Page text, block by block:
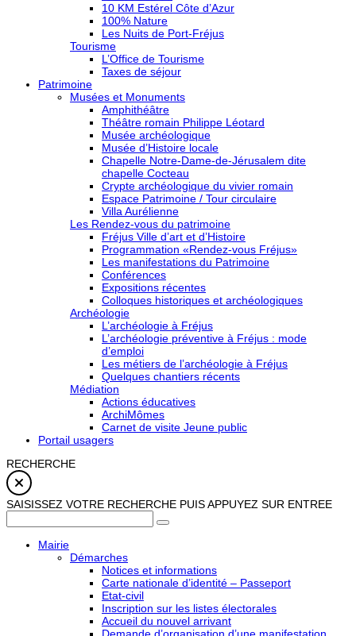
10 KM Estérel Côte d’Azur
100% Nature
Les Nuits de Port-Fréjus
Tourisme
L’Office de Tourisme
Taxes de séjour
Patrimoine
Musées et Monuments
Amphithéâtre
Théâtre romain Philippe Léotard
Musée archéologique
Musée d’Histoire locale
Chapelle Notre-Dame-de-Jérusalem dite
chapelle Cocteau
Crypte archéologique du vivier romain
Espace Patrimoine / Tour circulaire
Villa Aurélienne
Les Rendez-vous du patrimoine
Fréjus Ville d’art et d’Histoire
Programmation «Rendez-vous Fréjus»
Les manifestations du Patrimoine
Conférences
Expositions récentes
Colloques historiques et archéologiques
Archéologie
L’archéologie à Fréjus
L’archéologie préventive à Fréjus : mode
d’emploi
Les métiers de l’archéologie à Fréjus
Quelques chantiers récents
Médiation
Actions éducatives
ArchiMômes
Carnet de visite Jeune public
Portail usagers
RECHERCHE
SAISISSEZ VOTRE RECHERCHE PUIS APPUYEZ SUR ENTREE
Mairie
Démarches
Notices et informations
Carte nationale d’identité – Passeport
Etat-civil
Inscription sur les listes électorales
Accueil du nouvel arrivant